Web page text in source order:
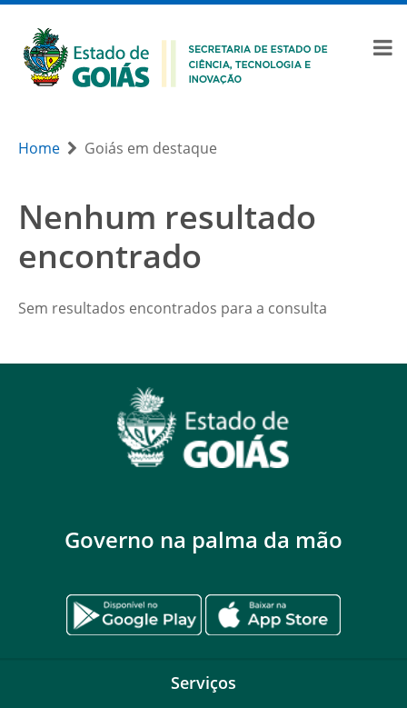
Home Goiás em destaque
Nenhum resultado
encontrado
Sem resultados encontrados para a consulta
Governo na palma da mão
Serviços